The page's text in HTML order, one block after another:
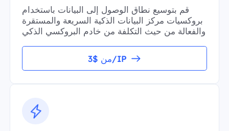
قم بتوسيع نطاق الوصول إلى البيانات باستخدام
بروكسيات مركز البيانات الذكية السريعة والمستقرة
والفعالة من حيث التكلفة من خادم البروكسي الذكي
من $3/IP